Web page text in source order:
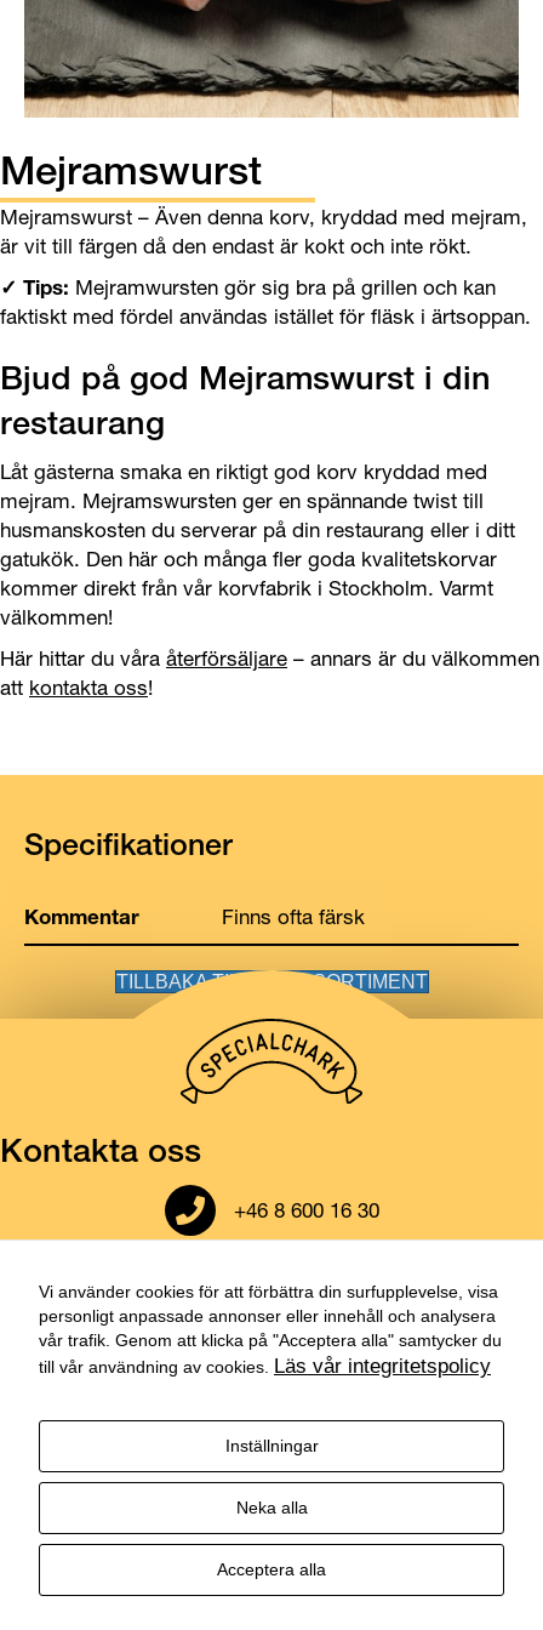
Mejramswurst
Mejramswurst – Även denna korv, kryddad med mejram,
är vit till färgen då den endast är kokt och inte rökt.
✓ Tips: Mejramwursten gör sig bra på grillen och kan
faktiskt med fördel användas istället för fläsk i ärtsoppan.
Bjud på god Mejramswurst i din
restaurang
Låt gästerna smaka en riktigt god korv kryddad med
mejram. Mejramswursten ger en spännande twist till
husmanskosten du serverar på din restaurang eller i ditt
gatukök. Den här och många fler goda kvalitetskorvar
kommer direkt från vår korvfabrik i Stockholm. Varmt
välkommen!
Här hittar du våra återförsäljare – annars är du välkommen
att kontakta oss!
Specifikationer
Kommentar Finns ofta färsk
TILLBAKA TILL VÅRT SORTIMENT
Kontakta oss
Ring till oss
+46 8 600 16 30
136 50 Jordbro
Skicka ett mail till oss
order@specialchark.se
Besök vår instagram
Besök vår facebook
Besök vår Linkedin
© 2026 Specialchark Stockholm AB. All Rights Reserved.
Vi använder cookies för att förbättra din surfupplevelse, visa
personligt anpassade annonser eller innehåll och analysera
vår trafik. Genom att klicka på "Acceptera alla" samtycker du
till vår användning av cookies. Läs vår integritetspolicy
Inställningar
Neka alla
Acceptera alla